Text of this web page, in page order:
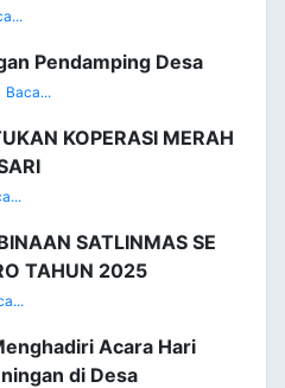
Pendamping Desa
Baca...
KOPERASI MERAH
SATLINMAS SE
TAHUN 2025
Acara Hari
di Desa